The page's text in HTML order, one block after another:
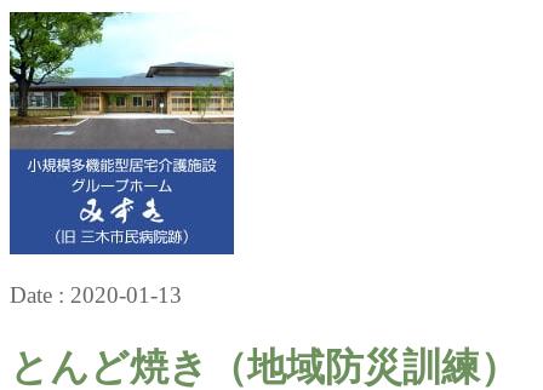
Date : 2020-01-13
とんど焼き（地域防災訓練）